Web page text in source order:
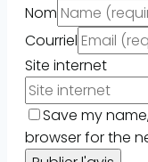
Nom
Courriel
Site internet
Save my
browser for the